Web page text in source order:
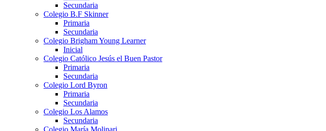
Secundaria
Colegio B.F Skinner
Primaria
Secundaria
Colegio Brigham Young Learner
Inicial
Colegio Católico Jesús el Buen Pastor
Primaria
Secundaria
Colegio Lord Byron
Primaria
Secundaria
Colegio Los Alamos
Secundaria